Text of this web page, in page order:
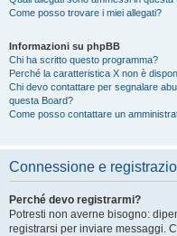
Come posso trovare i miei allegati?
Informazioni su phpBB
Chi ha scritto questo programma?
Perché la caratteristica X non è
Chi devo contattare per segnalare
questa Board?
Come posso contattare un
Connessione e
Perché devo registrarmi?
Potresti non averne bisogno:
registrarsi per inviare messaggi.